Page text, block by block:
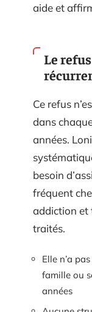
aide et
Le
Ce refus
dans
années.
besoin
fréquent
addiction et
traités.
Elle n’a
famille ou
années